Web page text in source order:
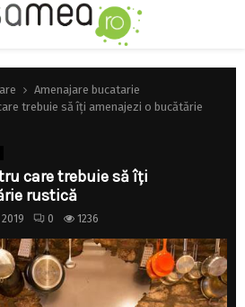
Amenajare bucatarie
trebuie să îți amenajezi o bucătărie
care trebuie să îți
rustică
0 1236